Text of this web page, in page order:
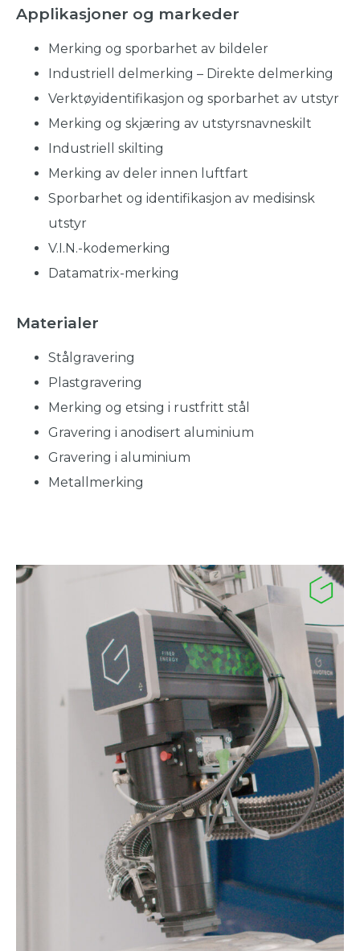
Applikasjoner og markeder
Merking og sporbarhet av bildeler
Industriell delmerking – Direkte delmerking
Verktøyidentifikasjon og sporbarhet av utstyr
Merking og skjæring av utstyrsnavneskilt
Industriell skilting
Merking av deler innen luftfart
Sporbarhet og identifikasjon av medisinsk
utstyr
V.I.N.-kodemerking
Datamatrix-merking
Materialer
Stålgravering
Plastgravering
Merking og etsing i rustfritt stål
Gravering i anodisert aluminium
Gravering i aluminium
Metallmerking